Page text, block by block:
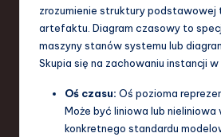
ti
o
zrozumienie struktury podstawowej
artefaktu. Diagram czasowy to
maszyny stanów systemu lub
Skupia się na zachowaniu instancji w
Oś czasu: Oś pozioma
Może być liniowa lub nieliniowa
konkretnego standardu